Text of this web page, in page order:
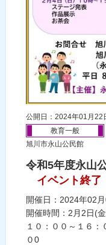
公開日：2024年01月22
教育一般
旭川市永山公民館
令和5年度永山
イベント終了
開催日：2024年02
開催時間：2月2日(
１０：００～１６：
０0